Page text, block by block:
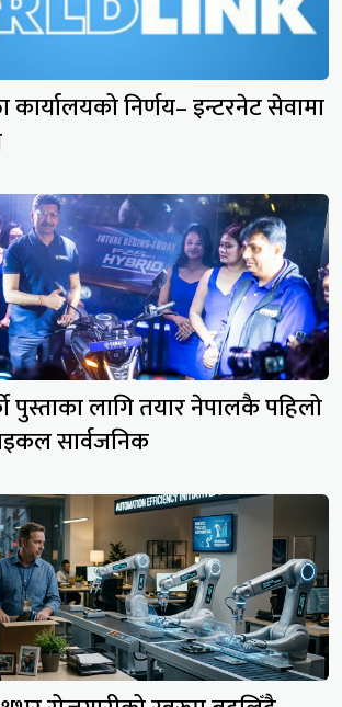
कार्यालयको निर्णय– इन्टरनेट सेवामा
पुस्ताका लागि तयार नेपालकै पहिलो
सार्वजनिक